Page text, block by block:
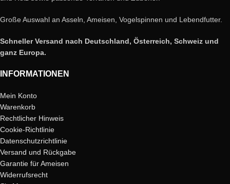
Große Auswahl an Asseln, Ameisen, Vogelspinnen und Lebendfutter.
Schneller Versand nach Deutschland, Österreich, Schweiz und
ganz Europa.
INFORMATIONEN
Mein Konto
Warenkorb
Rechtlicher Hinweis
Cookie-Richtlinie
Datenschutzrichtlinie
Versand und Rückgabe
Garantie für Ameisen
Widerrufsrecht